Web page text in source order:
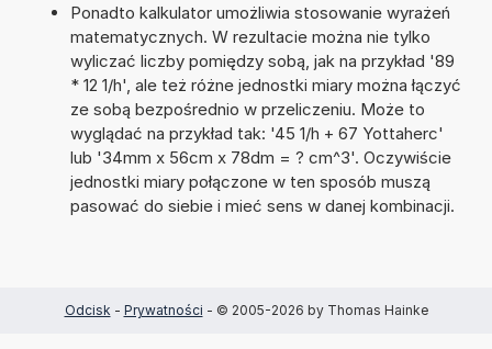
Ponadto kalkulator umożliwia stosowanie wyrażeń
matematycznych. W rezultacie można nie tylko
wyliczać liczby pomiędzy sobą, jak na przykład '89
* 12 1/h', ale też różne jednostki miary można łączyć
ze sobą bezpośrednio w przeliczeniu. Może to
wyglądać na przykład tak: '45 1/h + 67 Yottaherc'
lub '34mm x 56cm x 78dm = ? cm^3'. Oczywiście
jednostki miary połączone w ten sposób muszą
pasować do siebie i mieć sens w danej kombinacji.
Odcisk - Prywatności - © 2005-2026 by Thomas Hainke